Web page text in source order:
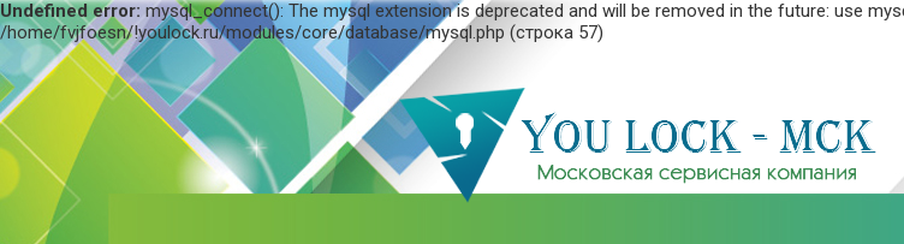
Undefined error: mysql_connect(): The mysql extension is deprecated and will be removed in the future: use
/home/fvjfoesn/!youlock.ru/modules/core/database/mysql.php (строка 57)